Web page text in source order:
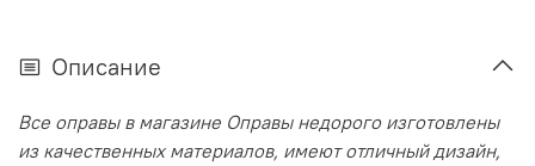
Описание
Все оправы в магазине Оправы недорого изготовлены
из качественных материалов, имеют отличный дизайн,